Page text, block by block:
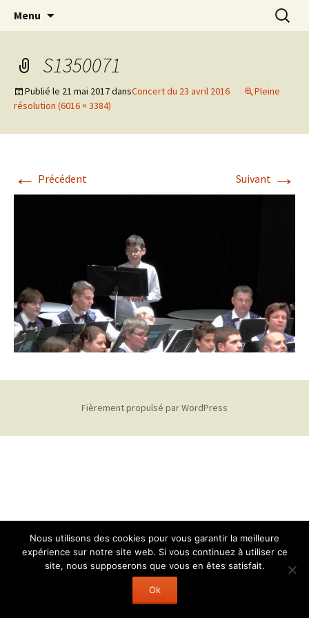
Menu
S1350071
Publié le 21 mai 2017dansConcert du 23 avril 2016
Pleine
résolution (6016 × 3384)
← Précédent Suivant →
Fièrement propulsé par WordPress
Nous utilisons des cookies pour vous garantir la meilleure
expérience sur notre site web. Si vous continuez à utiliser ce
site, nous supposerons que vous en êtes satisfait.
Ok